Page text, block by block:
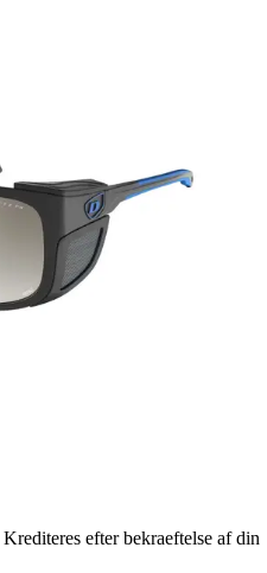
Krediteres efter bekraeftelse af din